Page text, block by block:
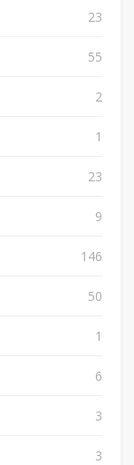
23
55
2
1
23
9
146
50
1
6
3
3